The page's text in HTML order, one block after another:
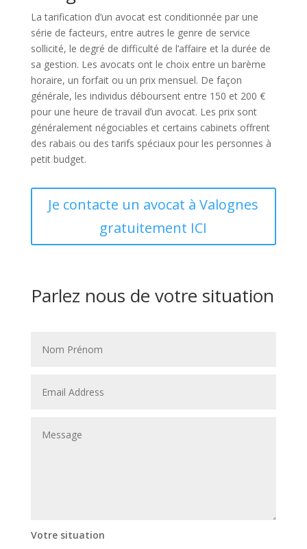
La tarification d’un avocat est conditionnée par une
série de facteurs, entre autres le genre de service
sollicité, le degré de difficulté de l’affaire et la durée de
sa gestion. Les avocats ont le choix entre un barème
horaire, un forfait ou un prix mensuel. De façon
générale, les individus déboursent entre 150 et 200 €
pour une heure de travail d’un avocat. Les prix sont
généralement négociables et certains cabinets offrent
des rabais ou des tarifs spéciaux pour les personnes à
petit budget.
Je contacte un avocat à Valognes
gratuitement ICI
Parlez nous de votre situation
Votre situation